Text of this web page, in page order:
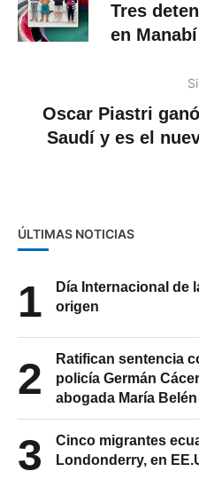
Tres
en
Oscar Piastri
Saudí y es el
ÚLTIMAS NOTICIAS
1
Día Internacional de
origen
2
Ratifican sentencia
policía Germán
abogada María Belén
3
Cinco migrantes
Londonderry, en